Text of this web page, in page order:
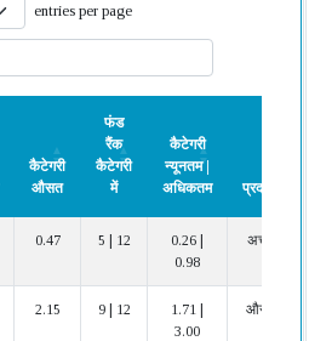
entries per page
कैटेगरी
औसत
फंड
रैंक
कैटेगरी
में
कैटेगरी
न्यूनतम |
अधिकतम
प्रदर्शन
औसत
रैंक
न्यूनतम |
अधिकतम
0.47 5 | 12
0.26 |
0.98
अच्छा
2.15 9 | 12
1.71 |
3.00
औसत